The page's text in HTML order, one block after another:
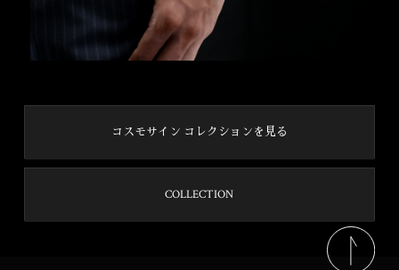
コスモサイン コレクションを見る
COLLECTION